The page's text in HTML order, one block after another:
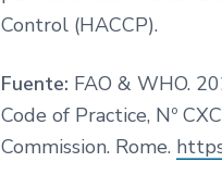
Control (HACCP).
Fuente: FAO & WHO.
Code of Practice, Nº
Commission. Rome.